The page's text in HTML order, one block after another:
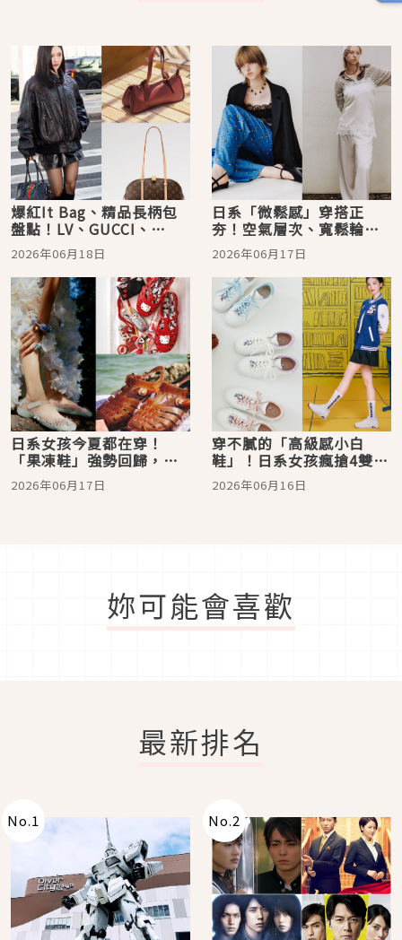
爆紅It Bag、精品長柄包
盤點！LV、GUCCI、
Prada…修身比例太神，
一背顯瘦又顯高
2026年06月18日
日系「微鬆感」穿搭正
夯！空氣層次、寬鬆輪
廓、透明感配色…清爽透
氣又很高級
2026年06月17日
日系女孩今夏都在穿！
「果凍鞋」強勢回歸，透
明感＋繽紛配色、自帶夏
日濾鏡
2026年06月17日
穿不膩的「高級感小白
鞋」！日系女孩瘋搶4雙神
級百搭款、套上就時髦，
根本懶人救星
2026年06月16日
妳可能會喜歡
最新排名
No.1 No.2